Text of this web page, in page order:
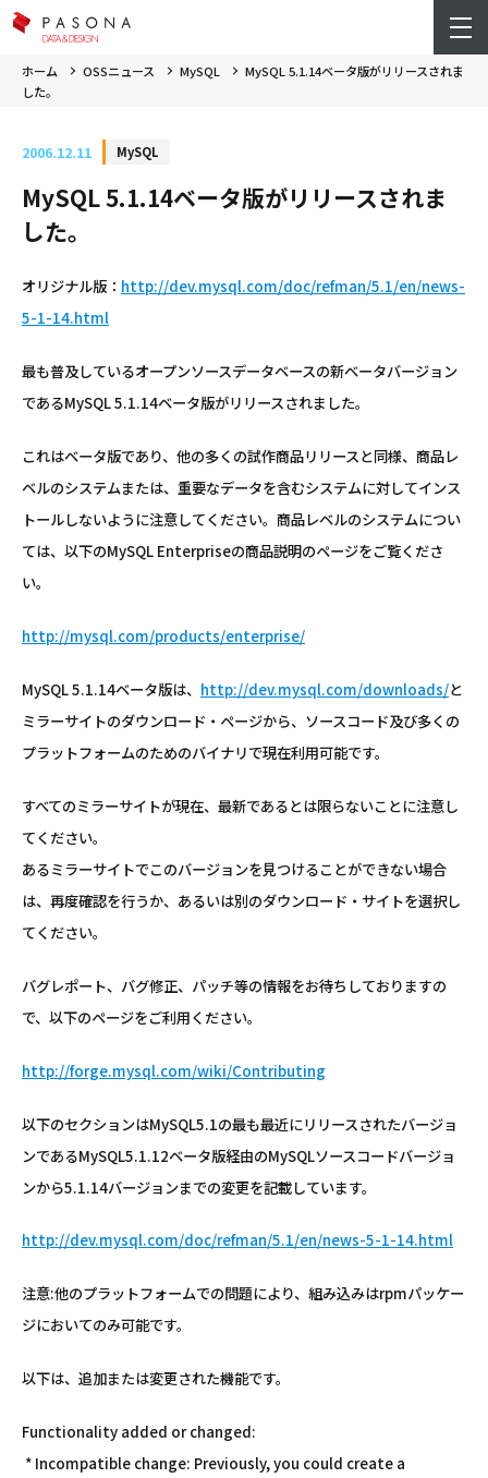
ホーム OSSニュース MySQL
MySQL 5.1.14ベータ版がリリースされま
した。
2006.12.11 MySQL
MySQL 5.1.14ベータ版がリリースされま
した。
オリジナル版： http://dev.mysql.com/doc/refman/5.1/en/news-
5-1-14.html
最も普及しているオープンソースデータベースの新ベータバージョン
であるMySQL 5.1.14ベータ版がリリースされました。
これはベータ版であり、他の多くの試作商品リリースと同様、商品レ
ベルのシステムまたは、重要なデータを含むシステムに対してインス
トールしないように注意してください。商品レベルのシステムについ
ては、以下のMySQL Enterpriseの商品説明のページをご覧くださ
い。
http://mysql.com/products/enterprise/
MySQL 5.1.14ベータ版は、 http://dev.mysql.com/downloads/と
ミラーサイトのダウンロード・ページから、ソースコード及び多くの
プラットフォームのためのバイナリで現在利用可能です。
すべてのミラーサイトが現在、最新であるとは限らないことに注意し
てください。
あるミラーサイトでこのバージョンを見つけることができない場合
は、再度確認を行うか、あるいは別のダウンロード・サイトを選択し
てください。
バグレポート、バグ修正、パッチ等の情報をお待ちしておりますの
で、以下のページをご利用ください。
http://forge.mysql.com/wiki/Contributing
以下のセクションはMySQL5.1の最も最近にリリースされたバージョ
ンであるMySQL5.1.12ベータ版経由のMySQLソースコードバージョ
ンから5.1.14バージョンまでの変更を記載しています。
http://dev.mysql.com/doc/refman/5.1/en/news-5-1-14.html
注意:他のプラットフォームでの問題により、組み込みはrpmパッケー
ジにおいてのみ可能です。
以下は、追加または変更された機能です。
Functionality added or changed:
* Incompatible change: Previously, you could create a